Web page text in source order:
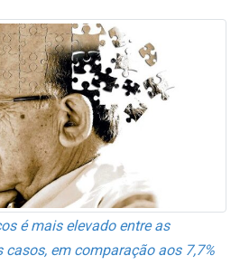
é mais elevado entre as
casos, em comparação aos 7,7%